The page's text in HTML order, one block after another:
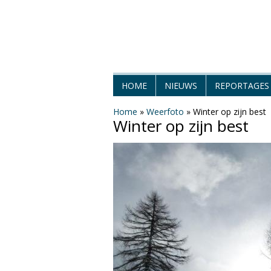
H
e
t
W
r
M
HOME NIEUWS
Home » Weerfoto » Winter op zijn best
Winter op zijn best